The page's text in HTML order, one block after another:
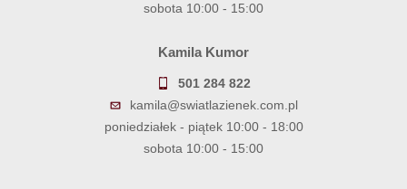
sobota 10:00 - 15:00
Kamila Kumor
501 284 822
kamila@swiatlazienek.com.pl
poniedziałek - piątek 10:00 - 18:00
sobota 10:00 - 15:00